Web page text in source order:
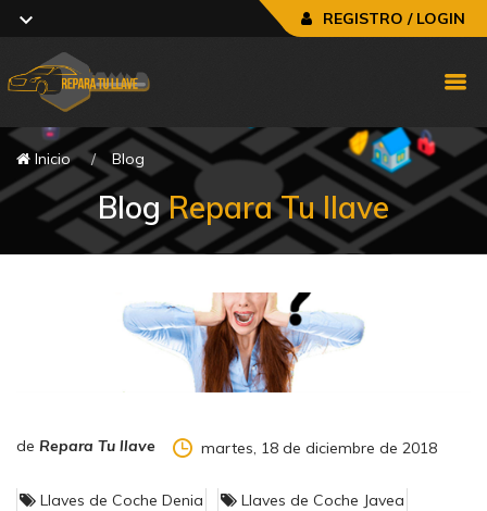
REGISTRO / LOGIN
Inicio Blog
BlogRepara Tu llave
de Repara Tu llave martes, 18 de diciembre de 2018
Llaves de Coche Denia
Llaves de Coche Javea